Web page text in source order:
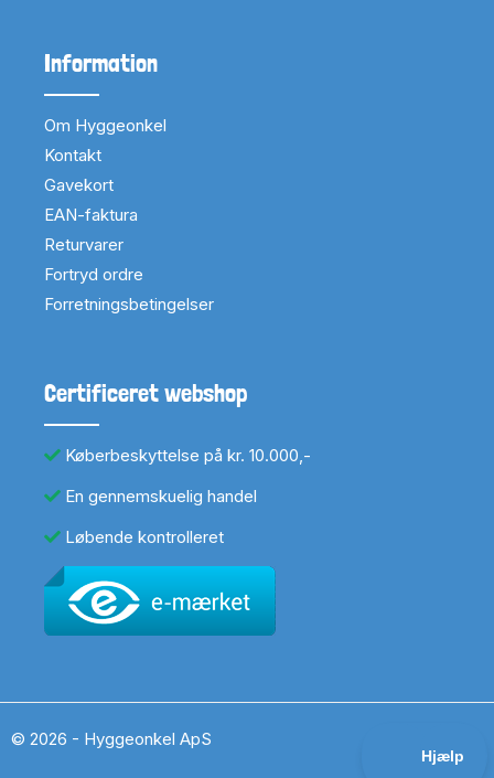
Information
Om Hyggeonkel
Kontakt
Gavekort
EAN-faktura
Returvarer
Fortryd ordre
Forretningsbetingelser
Certificeret webshop
Køberbeskyttelse på kr. 10.000,-
En gennemskuelig handel
Løbende kontrolleret
© 2026 - Hyggeonkel ApS